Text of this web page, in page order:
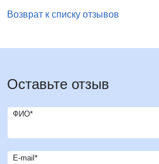
Возврат к списку отзывов
Оставьте отзыв
ФИО*
E-mail*